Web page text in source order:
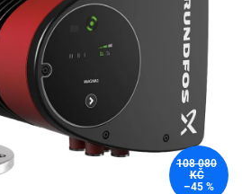
108 080
KČ
–45 %